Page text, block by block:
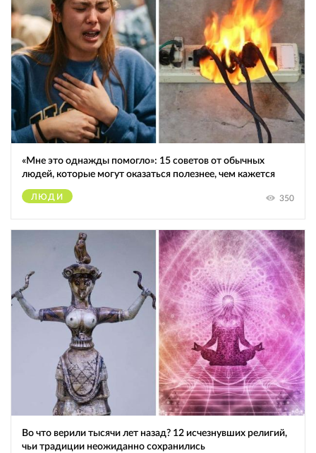
«Мне это однажды помогло»: 15 советов от обычных
людей, которые могут оказаться полезнее, чем кажется
ЛЮДИ 350
Во что верили тысячи лет назад? 12 исчезнувших религий,
чьи традиции неожиданно сохранились